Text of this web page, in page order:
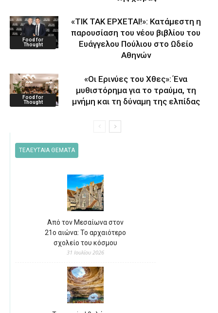
Food for
Thought
«ΤΙΚ ΤΑΚ ΕΡΧΕΤΑΙ!»: Κατάμεστη η
παρουσίαση του νέου βιβλίου του
Ευάγγελου Πούλιου στο Ωδείο
Αθηνών
Food for
Thought
«Οι Ερινύες του Χθες»: Ένα
μυθιστόρημα για το τραύμα, τη
μνήμη και τη δύναμη της ελπίδας
ΤΕΛΕΥΤΑΙΑ ΘΕΜΑΤΑ
Από τον Μεσαίωνα στον
21ο αιώνα: Το αρχαιότερο
σχολείο του κόσμου
31 Ιουλίου 2026